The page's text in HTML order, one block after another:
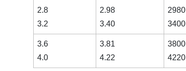
2.8
3.2
2.98
3.40
2980
3400
3.6
4.0
3.81
4.22
3800
4220